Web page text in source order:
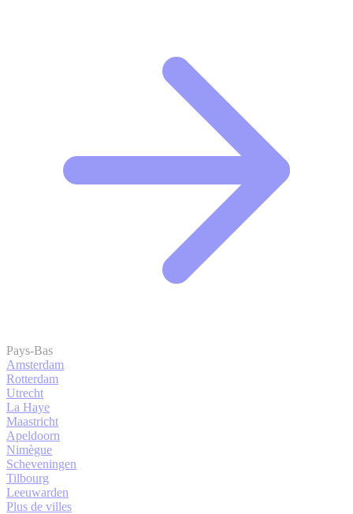
Pays-Bas
Amsterdam
Rotterdam
Utrecht
La Haye
Maastricht
Apeldoorn
Nimègue
Scheveningen
Tilbourg
Leeuwarden
Plus de villes